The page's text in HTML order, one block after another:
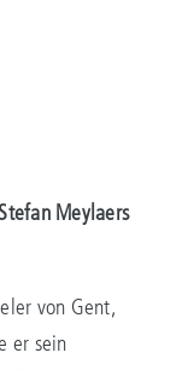
Meylaers
von Gent,
er sein